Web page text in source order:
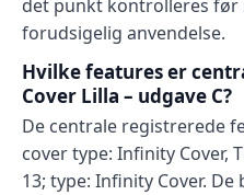
det punkt kontrolleres før
forudsigelig anvendelse.
Hvilke features er
Cover Lilla – udgave C?
De centrale registrerede
cover type: Infinity Cover,
13; type: Infinity Cover.